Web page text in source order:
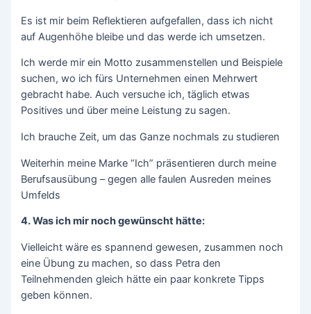
Es ist mir beim Reflektieren aufgefallen, dass ich nicht
auf Augenhöhe bleibe und das werde ich umsetzen.
Ich werde mir ein Motto zusammenstellen und Beispiele
suchen, wo ich fürs Unternehmen einen Mehrwert
gebracht habe. Auch versuche ich, täglich etwas
Positives und über meine Leistung zu sagen.
Ich brauche Zeit, um das Ganze nochmals zu studieren
Weiterhin meine Marke “Ich” präsentieren durch meine
Berufsausübung – gegen alle faulen Ausreden meines
Umfelds
4. Was ich mir noch gewünscht hätte:
Vielleicht wäre es spannend gewesen, zusammen noch
eine Übung zu machen, so dass Petra den
Teilnehmenden gleich hätte ein paar konkrete Tipps
geben können.